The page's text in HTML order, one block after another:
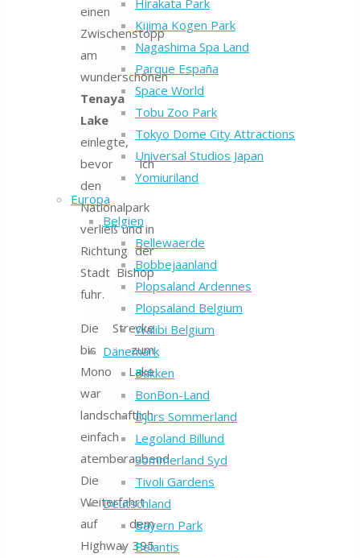
Hirakata Park
Kijima Kogen Park
Nagashima Spa Land
Parque España
Space World
Tobu Zoo Park
Tokyo Dome City Attractions
Universal Studios Japan
Yomiuriland
Europa
Belgien
Bellewaerde
Bobbejaanland
Plopsaland Ardennes
Plopsaland Belgium
Walibi Belgium
Dänemark
Bakken
BonBon-Land
Djurs Sommerland
Legoland Billund
Sommerland Syd
Tivoli Gardens
Deutschland
Bayern Park
Belantis
einen
Zwischenstopp
am
wunderschönen
Tenaya
Lake
einlegte,
bevor ich
den
Nationalpark
verließ und in
Richtung der
Stadt Bishop
fuhr.
Die Strecke
bis zum
Mono Lake
war
landschaftlich
einfach
atemberaubend.
Die
Weiterfahrt
auf dem
Highway 395